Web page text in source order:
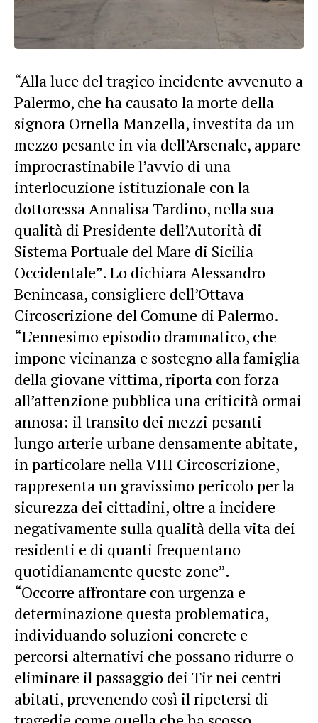
“Alla luce del tragico incidente avvenuto a
Palermo, che ha causato la morte della
signora Ornella Manzella, investita da un
mezzo pesante in via dell’Arsenale, appare
improcrastinabile l’avvio di una
interlocuzione istituzionale con la
dottoressa Annalisa Tardino, nella sua
qualità di Presidente dell’Autorità di
Sistema Portuale del Mare di Sicilia
Occidentale”. Lo dichiara Alessandro
Benincasa, consigliere dell’Ottava
Circoscrizione del Comune di Palermo.
“L’ennesimo episodio drammatico, che
impone vicinanza e sostegno alla famiglia
della giovane vittima, riporta con forza
all’attenzione pubblica una criticità ormai
annosa: il transito dei mezzi pesanti
lungo arterie urbane densamente abitate,
in particolare nella VIII Circoscrizione,
rappresenta un gravissimo pericolo per la
sicurezza dei cittadini, oltre a incidere
negativamente sulla qualità della vita dei
residenti e di quanti frequentano
quotidianamente queste zone”.
“Occorre affrontare con urgenza e
determinazione questa problematica,
individuando soluzioni concrete e
percorsi alternativi che possano ridurre o
eliminare il passaggio dei Tir nei centri
abitati, prevenendo così il ripetersi di